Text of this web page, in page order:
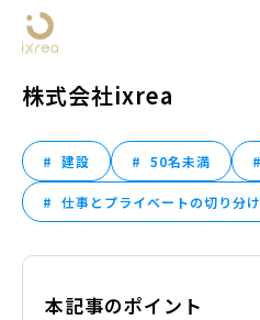
株式会社ixrea
建設 50名未満
仕事とプライベートの切り分け
本記事のポイント